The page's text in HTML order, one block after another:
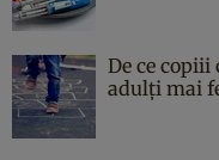
De ce
adulți mai